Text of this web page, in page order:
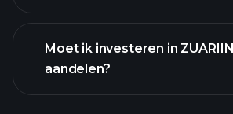
financiële rapporten
Moet ik investeren in
aandelen?